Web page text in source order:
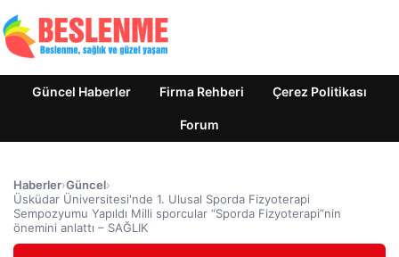
Güncel Haberler Firma Rehberi Çerez Politikası
Forum
Haberler›Güncel›
Üsküdar Üniversitesi'nde 1. Ulusal Sporda Fizyoterapi
Sempozyumu Yapıldı Milli sporcular “Sporda Fizyoterapi”nin
önemini anlattı – SAĞLIK